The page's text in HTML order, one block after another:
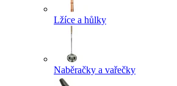
Lžíce a hůlky
Naběračky a vařečky